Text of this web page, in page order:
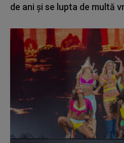
de ani și se lupta de multă